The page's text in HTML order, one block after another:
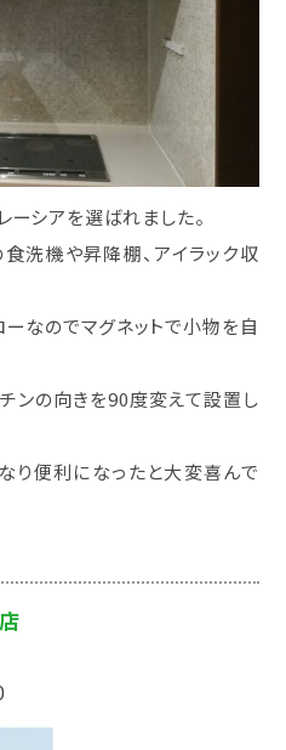
ーシアを選ばれました。
洗機や昇降棚、アイラック収
なのでマグネットで小物を自
ンの向きを90度変えて設置し
り便利になったと大変喜んで